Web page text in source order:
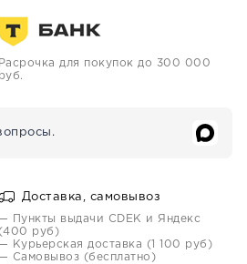
Расрочка для покупок до 300 000
руб.
Доставка, самовывоз
Пункты выдачи CDEK и Яндекс
(400 руб)
Курьерская доставка (1 100 руб)
Самовывоз (бесплатно)